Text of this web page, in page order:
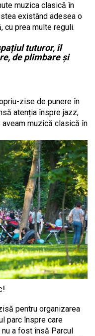
muzica clasică în
existând adesea o
cu prea multe reguli.
tuturor, îl
de plimbare și
zise de punere în
atenția înspre jazz,
muzică clasică în
pentru organizarea
parc înspre care
a fost însă Parcul